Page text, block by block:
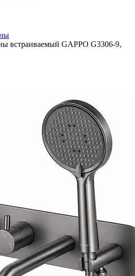
встраиваемый GAPPO G3306-9,